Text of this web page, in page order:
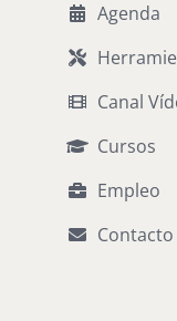
Agenda
Canal
Cursos
Empleo
Contacto